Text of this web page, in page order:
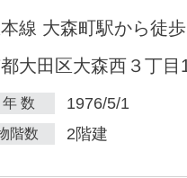
線 大森町駅から徒
大田区大森西３丁目
数 1976/5/1
階数 2階建